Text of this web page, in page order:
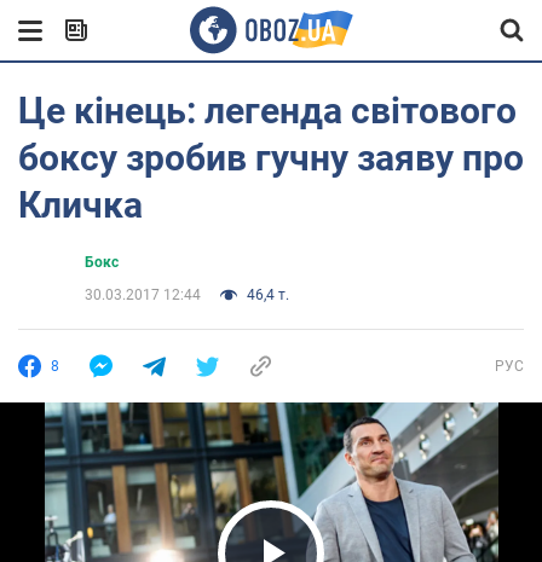
Це кінець: легенда світового
боксу зробив гучну заяву про
Кличка
Бокс
30.03.2017 12:44
46,4 т.
8 РУС